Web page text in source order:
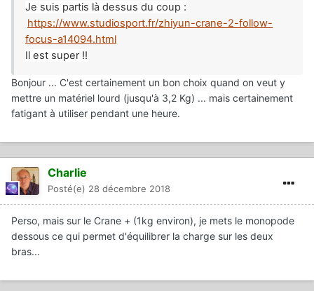
Je suis partis là dessus du coup :
https://www.studiosport.fr/zhiyun-crane-2-follow-
focus-a14094.html
Il est super !!
Bonjour ... C'est certainement un bon choix quand on veut y
mettre un matériel lourd (jusqu'à 3,2 Kg) ... mais certainement
fatigant à utiliser pendant une heure.
Charlie
Posté(e) 28 décembre 2018
Perso, mais sur le Crane + (1kg environ), je mets le monopode
dessous ce qui permet d'équilibrer la charge sur les deux
bras...